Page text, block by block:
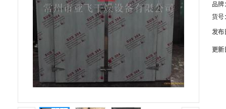
品牌
货号
发布
更新